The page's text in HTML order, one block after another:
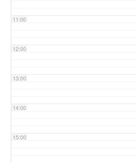
11:00
12:00
13:00
14:00
15:00